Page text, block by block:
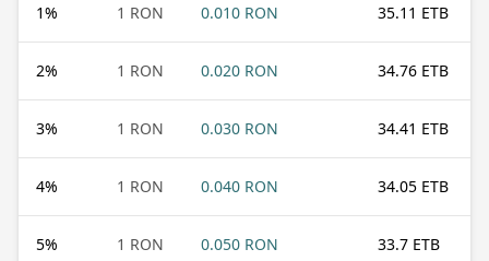
1% 1 RON 0.010 RON 35.11 ETB
2% 1 RON 0.020 RON 34.76 ETB
3% 1 RON 0.030 RON 34.41 ETB
4% 1 RON 0.040 RON 34.05 ETB
5% 1 RON 0.050 RON 33.7 ETB